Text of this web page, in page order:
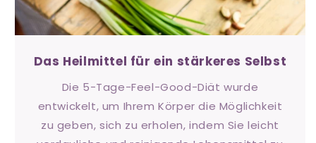
Das Heilmittel für ein stärkeres Selbst
Die 5-Tage-Feel-Good-Diät wurde
entwickelt, um Ihrem Körper die Möglichkeit
zu geben, sich zu erholen, indem Sie leicht